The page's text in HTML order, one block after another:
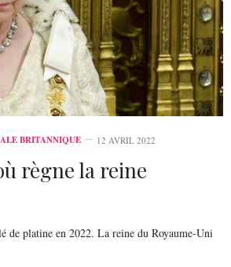
BRITANNIQUE 12 AVRIL 2022
règne la reine
de platine en 2022. La reine du Royaume-Uni